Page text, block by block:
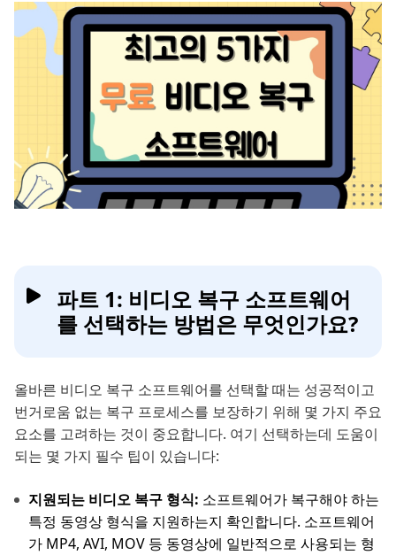
파트 1: 비디오 복구 소프트웨어
를 선택하는 방법은 무엇인가요?
올바른 비디오 복구 소프트웨어를 선택할 때는 성공적이고
번거로움 없는 복구 프로세스를 보장하기 위해 몇 가지 주요
요소를 고려하는 것이 중요합니다. 여기 선택하는데 도움이
되는 몇 가지 필수 팁이 있습니다:
지원되는 비디오 복구 형식: 소프트웨어가 복구해야 하는
특정 동영상 형식을 지원하는지 확인합니다. 소프트웨어
가 MP4, AVI, MOV 등 동영상에 일반적으로 사용되는 형